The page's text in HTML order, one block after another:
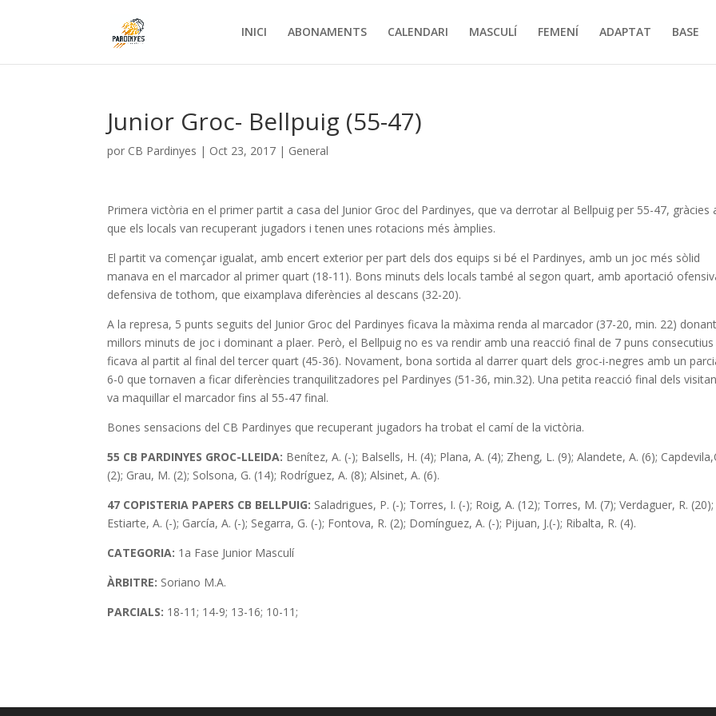
INICI ABONAMENTS CALENDARI MASCULÍ FEMENÍ ADAPTAT BASE
Junior Groc- Bellpuig (55-47)
por CB Pardinyes | Oct 23, 2017 | General
Primera victòria en el primer partit a casa del Junior Groc del Pardinyes, que va derrotar al Bellpuig per 55-47, gràcies
que els locals van recuperant jugadors i tenen unes rotacions més àmplies.
El partit va començar igualat, amb encert exterior per part dels dos equips si bé el Pardinyes, amb un joc més sòlid
manava en el marcador al primer quart (18-11). Bons minuts dels locals també al segon quart, amb aportació
defensiva de tothom, que eixamplava diferències al descans (32-20).
A la represa, 5 punts seguits del Junior Groc del Pardinyes ficava la màxima renda al marcador (37-20, min. 22)
millors minuts de joc i dominant a plaer. Però, el Bellpuig no es va rendir amb una reacció final de 7 puns consecutius
ficava al partit al final del tercer quart (45-36). Novament, bona sortida al darrer quart dels groc-i-negres amb un
6-0 que tornaven a ficar diferències tranquilitzadores pel Pardinyes (51-36, min.32). Una petita reacció final dels
va maquillar el marcador fins al 55-47 final.
Bones sensacions del CB Pardinyes que recuperant jugadors ha trobat el camí de la victòria.
55 CB PARDINYES GROC-LLEIDA: Benítez, A. (-); Balsells, H. (4); Plana, A. (4); Zheng, L. (9); Alandete, A. (6);
(2); Grau, M. (2); Solsona, G. (14); Rodríguez, A. (8); Alsinet, A. (6).
47 COPISTERIA PAPERS CB BELLPUIG: Saladrigues, P. (-); Torres, I. (-); Roig, A. (12); Torres, M. (7); Verdaguer, R. (20);
Estiarte, A. (-); García, A. (-); Segarra, G. (-); Fontova, R. (2); Domínguez, A. (-); Pijuan, J.(-); Ribalta, R. (4).
CATEGORIA: 1a Fase Junior Masculí
ÀRBITRE: Soriano M.A.
PARCIALS: 18-11; 14-9; 13-16; 10-11;